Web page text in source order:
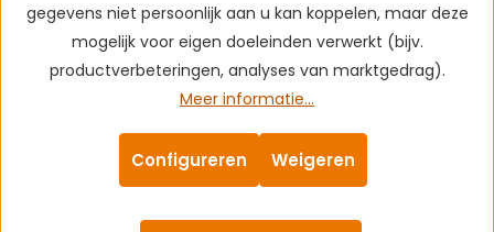
gegevens niet persoonlijk aan u kan koppelen, maar deze
mogelijk voor eigen doeleinden verwerkt (bijv.
productverbeteringen, analyses van marktgedrag).
Meer informatie...
Weigeren
Configureren